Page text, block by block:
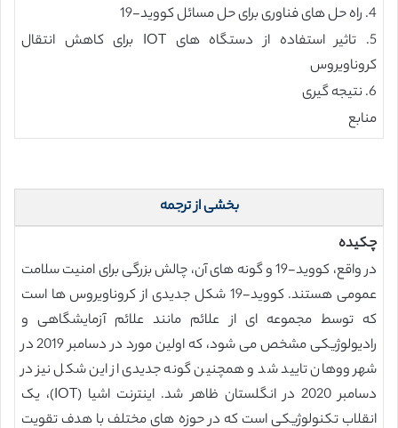
4. راه حل های فناوری برای حل مسائل کووید-19
5. تاثیر استفاده از دستگاه های IOT برای کاهش انتقال
کروناویروس
6. نتیجه گیری
منابع
بخشی از ترجمه
چکیده
در واقع، کووید-19 و گونه های آن، چالش بزرگی برای امنیت سلامت
عمومی هستند. کووید-19 شکل جدیدی از کروناویروس ها است
که توسط مجموعه ای از علائم مانند علائم آزمایشگاهی و
رادیولوژیکی مشخص می شود، که اولین مورد در دسامبر 2019 در
شهر ووهان تایید شد و همچنین گونه جدیدی از این شکل نیز در
دسامبر 2020 در انگلستان ظاهر شد. اینترنت اشیا (IOT)، یک
انقلاب تکنولوژیکی است که در حوزه های مختلف با هدف تقویت